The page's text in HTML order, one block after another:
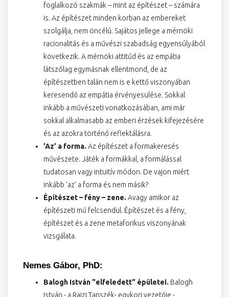
foglalkozó szakmák – mint az építészet – számára
is. Az építészet minden korban az embereket
szolgálja, nem öncélú. Sajátos jellege a mérnöki
racionalitás és a művészi szabadság egyensúlyából
következik. A mérnöki attitűd és az empátia
látszólag egymásnak ellentmond, de az
építészetben talán nem is e kettő viszonyában
keresendő az empátia érvényesülése. Sokkal
inkább a művészeti vonatkozásában, ami már
sokkal alkalmasabb az emberi érzések kifejezésére
és az azokra történő reflektálásra.
’Az’ a forma. Az építészet a formakeresés
művészete. Játék a formákkal, a formálással
tudatosan vagy intuitív módon. De vajon miért
inkább ’az’ a forma és nem másik?
Építészet – fény – zene. Avagy amikor az
építészeti mű felcsendül. Építészet és a fény,
építészet és a zene metaforikus viszonyának
vizsgálata.
Nemes Gábor, PhD:
Balogh István "elfeledett" épületei. Balogh
István - a Rajzi Tanszék- egykori vezetője -